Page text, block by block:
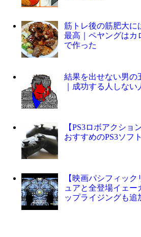
筋トレ後の筋肥大に
最高｜ペヤングはカ
で作った
結果を出せない男の
｜成功する人しない
【PS3ロボアクショ
おすすめのPS3ソフ
【映画パシフィッ
ュアと全登場イェ
ップライジングも追